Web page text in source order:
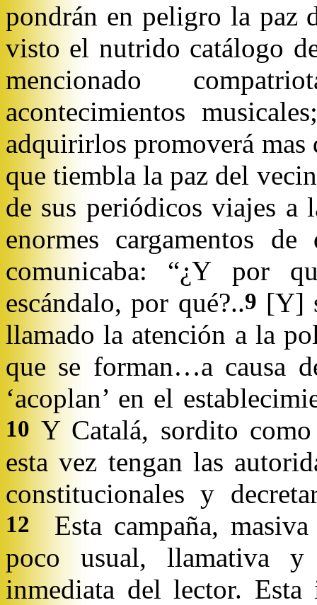
pondrán en peligro la paz
visto el nutrido catálogo
mencionado
acontecimientos
adquirirlos promoverá mas
que tiembla la paz del
de sus periódicos viajes a
enormes cargamentos
comunicaba: “¿Y por
escándalo, por qué?..9 [Y]
llamado la atención a la
que se forman…a causa
‘acoplan’ en el
10 Y Catalá, sordito
esta vez tengan las
constitucionales y
12
Esta campaña,
poco usual, llamativa
inmediata del lector. Esta